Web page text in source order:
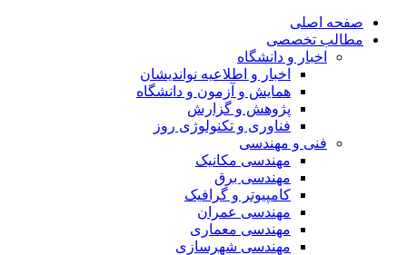
صفحه اصلی
مطالب تخصصی
اخبار و دانشگاه
اخبار و اطلاعیه نواندیشان
همایش و آزمون و دانشگاه
پژوهش و گزارش
فناوری و تکنولوژی روز
فنی و مهندسی
مهندسی مکانیک
مهندسی برق
کامپیوتر و گرافیک
مهندسی عمران
مهندسی معماری
مهندسی شهرسازی